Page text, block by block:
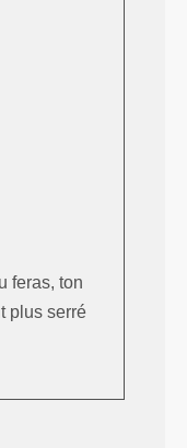
feras, ton
plus serré